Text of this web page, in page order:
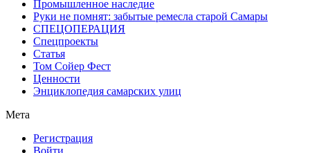
Промышленное наследие
Руки не помнят: забытые ремесла старой Самары
СПЕЦОПЕРАЦИЯ
Спецпроекты
Статья
Том Сойер Фест
Ценности
Энциклопедия самарских улиц
Мета
Регистрация
Войти